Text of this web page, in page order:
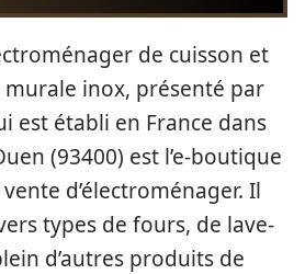
de cuisson et
inox, présenté par
est établi en France dans
(93400) est l’e-boutique
d’électroménager. Il
types de fours, de lave-
d’autres produits de